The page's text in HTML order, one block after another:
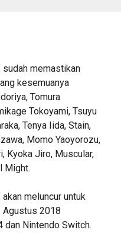
sudah memastikan
kesemuanya
Tomura
Tokoyami, Tsuyu
Tenya Iida, Stain,
Momo Yaoyorozu,
Kyoka Jiro, Muscular,
Might.
meluncur untuk
Agustus 2018
dan Nintendo Switch.